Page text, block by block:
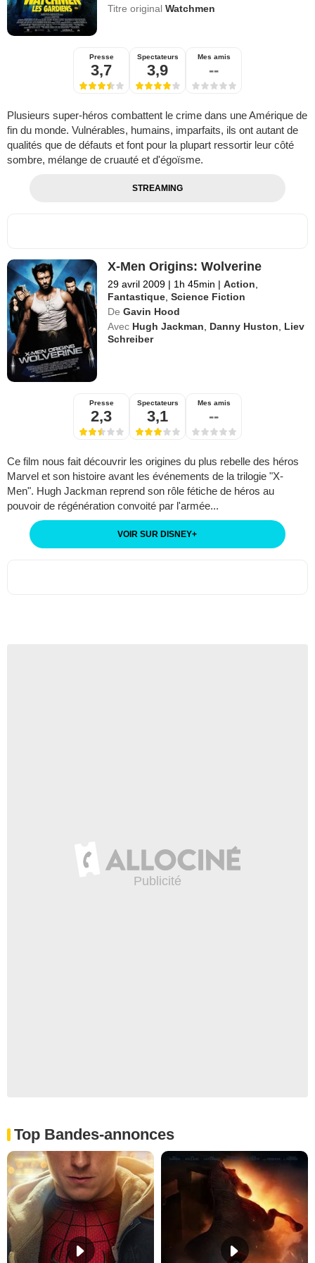
Titre originalWatchmen
Presse
3,7
Spectateurs
3,9
Mes amis
--
Plusieurs super-héros combattent le crime dans une Amérique de
fin du monde. Vulnérables, humains, imparfaits, ils ont autant de
qualités que de défauts et font pour la plupart ressortir leur côté
sombre, mélange de cruauté et d'égoïsme.
STREAMING
X-Men Origins: Wolverine
29 avril 2009 | 1h 45min | Action,
Fantastique,Science Fiction
De Gavin Hood
Avec Hugh Jackman, Danny Huston, Liev
Schreiber
Presse
2,3
Spectateurs
3,1
Mes amis
--
Ce film nous fait découvrir les origines du plus rebelle des héros
Marvel et son histoire avant les événements de la trilogie "X-
Men". Hugh Jackman reprend son rôle fétiche de héros au
pouvoir de régénération convoité par l'armée...
VOIR SUR DISNEY+
Top Bandes-annonces